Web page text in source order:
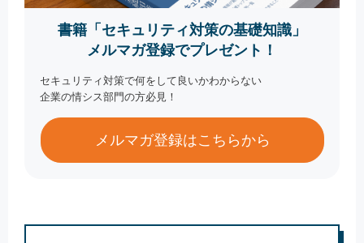
書籍「セキュリティ対策の基礎知識」
メルマガ登録でプレゼント！
セキュリティ対策で何をして良いかわからない
企業の情シス部門の方必見！
メルマガ登録はこちらから